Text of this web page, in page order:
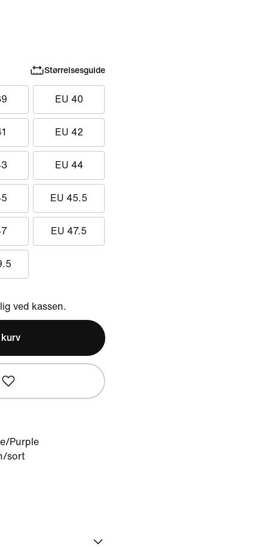
Størrelsesguide
EU 40
EU 42
EU 44
EU 45.5
EU 47.5
ved kassen.
Purple
sort